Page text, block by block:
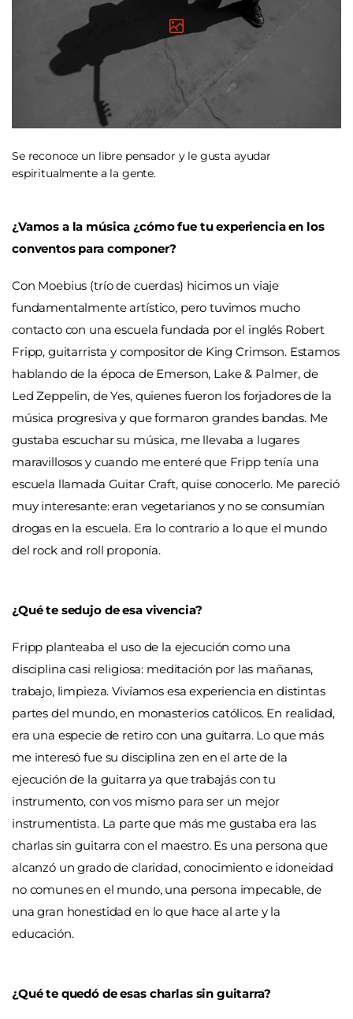
Se reconoce un libre pensador y le gusta ayudar
espiritualmente a la gente.
¿Vamos a la música ¿cómo fue tu experiencia en los
conventos para componer?
Con Moebius (trío de cuerdas) hicimos un viaje
fundamentalmente artístico, pero tuvimos mucho
contacto con una escuela fundada por el inglés Robert
Fripp, guitarrista y compositor de King Crimson. Estamos
hablando de la época de Emerson, Lake & Palmer, de
Led Zeppelin, de Yes, quienes fueron los forjadores de la
música progresiva y que formaron grandes bandas. Me
gustaba escuchar su música, me llevaba a lugares
maravillosos y cuando me enteré que Fripp tenía una
escuela llamada Guitar Craft, quise conocerlo. Me pareció
muy interesante: eran vegetarianos y no se consumían
drogas en la escuela. Era lo contrario a lo que el mundo
del rock and roll proponía.
¿Qué te sedujo de esa vivencia?
Fripp planteaba el uso de la ejecución como una
disciplina casi religiosa: meditación por las mañanas,
trabajo, limpieza. Vivíamos esa experiencia en distintas
partes del mundo, en monasterios católicos. En realidad,
era una especie de retiro con una guitarra. Lo que más
me interesó fue su disciplina zen en el arte de la
ejecución de la guitarra ya que trabajás con tu
instrumento, con vos mismo para ser un mejor
instrumentista. La parte que más me gustaba era las
charlas sin guitarra con el maestro. Es una persona que
alcanzó un grado de claridad, conocimiento e idoneidad
no comunes en el mundo, una persona impecable, de
una gran honestidad en lo que hace al arte y la
educación.
¿Qué te quedó de esas charlas sin guitarra?